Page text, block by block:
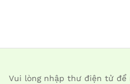
Vui lòng nhập thư điện tử